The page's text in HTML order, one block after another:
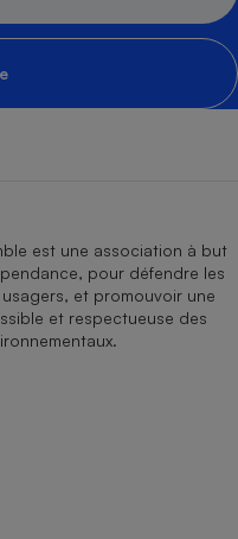
est une association à but
pour défendre les
et promouvoir une
et respectueuse des